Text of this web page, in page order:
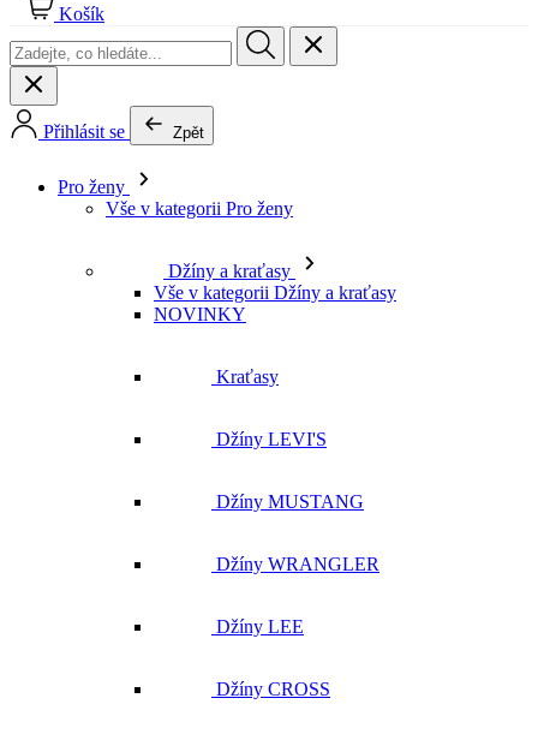
Košík
Přihlásit se Zpět
Pro ženy
Vše v kategorii Pro ženy
Džíny a kraťasy
Vše v kategorii Džíny a kraťasy
NOVINKY
Kraťasy
Džíny LEVI'S
Džíny MUSTANG
Džíny WRANGLER
Džíny LEE
Džíny CROSS